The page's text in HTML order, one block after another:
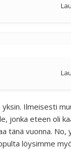
Ilmeisesti
jonka eteen oli
tänä vuonna. No,
löysimme